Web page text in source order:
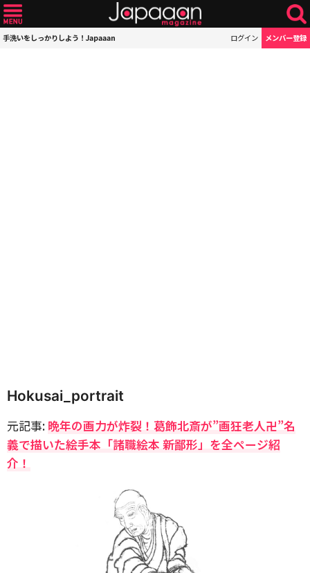
手洗いをしっかりしよう！Japaaan ログイン メンバー登録
Hokusai_portrait
元記事: 晩年の画力が炸裂！葛飾北斎が”画狂老人卍”名
義で描いた絵手本「諸職絵本 新鄙形」を全ページ紹
介！